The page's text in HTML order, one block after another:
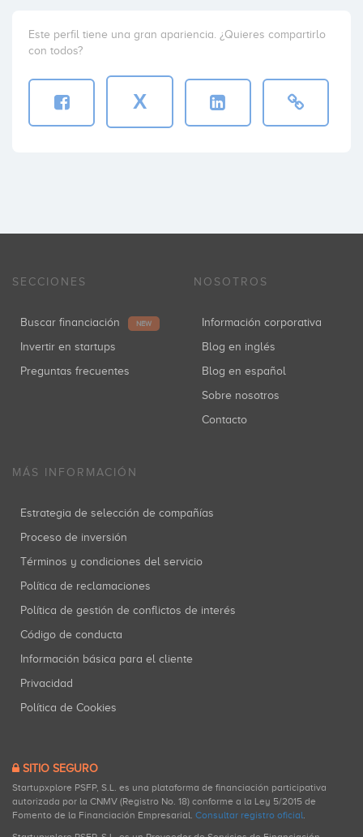
Este perfil tiene una gran apariencia. ¿Quieres compartirlo
con todos?
X
SECCIONES
Buscar financiación NEW
Invertir en startups
Preguntas frecuentes
NOSOTROS
Información corporativa
Blog en inglés
Blog en español
Sobre nosotros
Contacto
MÁS INFORMACIÓN
Estrategia de selección de compañías
Proceso de inversión
Términos y condiciones del servicio
Política de reclamaciones
Política de gestión de conflictos de interés
Código de conducta
Información básica para el cliente
Privacidad
Política de Cookies
SITIO SEGURO
Startupxplore PSFP, S.L. es una plataforma de financiación participativa
autorizada por la CNMV (Registro No. 18) conforme a la Ley 5/2015 de
Fomento de la Financiación Empresarial. Consultar registro oficial.